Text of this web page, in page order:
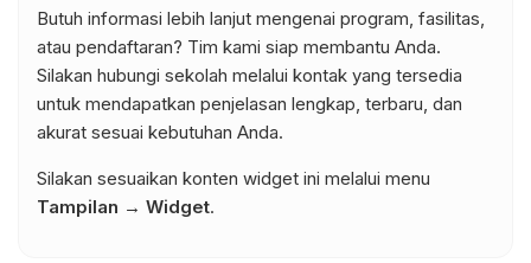
Butuh informasi lebih lanjut mengenai program, fasilitas,
atau pendaftaran? Tim kami siap membantu Anda.
Silakan hubungi sekolah melalui kontak yang tersedia
untuk mendapatkan penjelasan lengkap, terbaru, dan
akurat sesuai kebutuhan Anda.
Silakan sesuaikan konten widget ini melalui menu
Tampilan → Widget.